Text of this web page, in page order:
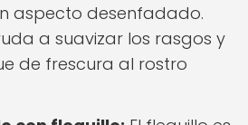
aspecto desenfadado.
a suavizar los rasgos y
de frescura al rostro